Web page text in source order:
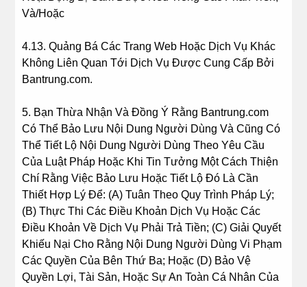
Và/Hoặc
4.13. Quảng Bá Các Trang Web Hoặc Dịch Vụ Khác
Không Liên Quan Tới Dịch Vụ Được Cung Cấp Bởi
Bantrung.com.
5. Bạn Thừa Nhận Và Đồng Ý Rằng Bantrung.com
Có Thể Bảo Lưu Nội Dung Người Dùng Và Cũng Có
Thể Tiết Lộ Nội Dung Người Dùng Theo Yêu Cầu
Của Luật Pháp Hoặc Khi Tin Tưởng Một Cách Thiện
Chí Rằng Việc Bảo Lưu Hoặc Tiết Lộ Đó Là Cần
Thiết Hợp Lý Để: (A) Tuân Theo Quy Trình Pháp Lý;
(B) Thực Thi Các Điều Khoản Dịch Vụ Hoặc Các
Điều Khoản Về Dịch Vụ Phải Trả Tiền; (C) Giải Quyết
Khiếu Nại Cho Rằng Nội Dung Người Dùng Vi Phạm
Các Quyền Của Bên Thứ Ba; Hoặc (D) Bảo Vệ
Quyền Lợi, Tài Sản, Hoặc Sự An Toàn Cá Nhân Của